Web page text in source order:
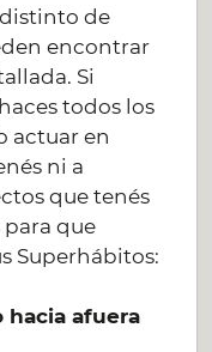
de
encontrar
Si
todos los
actuar en
ni a
que tenés
que
Superhábitos:
hacia afuera